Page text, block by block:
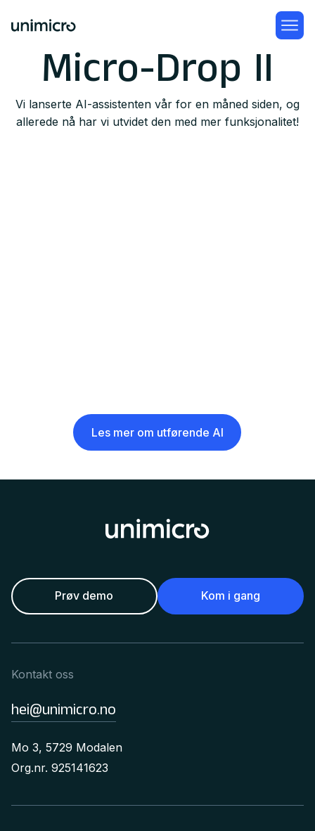
Micro-Drop II
Vi lanserte AI-assistenten vår for en måned siden, og
allerede nå har vi utvidet den med mer funksjonalitet!
Les mer om utførende AI
Prøv demo Kom i gang
Kontakt oss
hei@unimicro.no
Mo 3, 5729 Modalen
Org.nr. 925141623